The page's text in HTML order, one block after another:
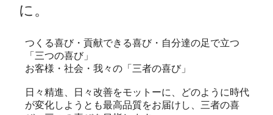
に。
つくる喜び・貢献できる喜び・自分達の足で立つ
「三つの喜び」
お客様・社会・我々の「三者の喜び」
日々精進、日々改善をモットーに、どのように時代
が変化しようとも最高品質をお届けし、三者の喜